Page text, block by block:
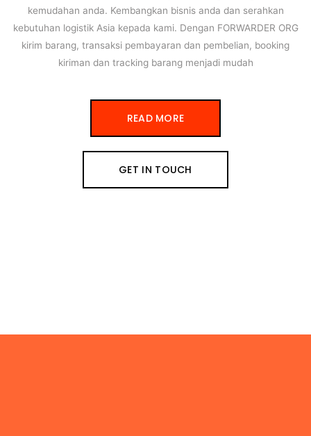
kemudahan anda. Kembangkan bisnis anda dan serahkan
kebutuhan logistik Asia kepada kami. Dengan FORWARDER ORG
kirim barang, transaksi pembayaran dan pembelian, booking
kiriman dan tracking barang menjadi mudah
READ MORE
GET IN TOUCH